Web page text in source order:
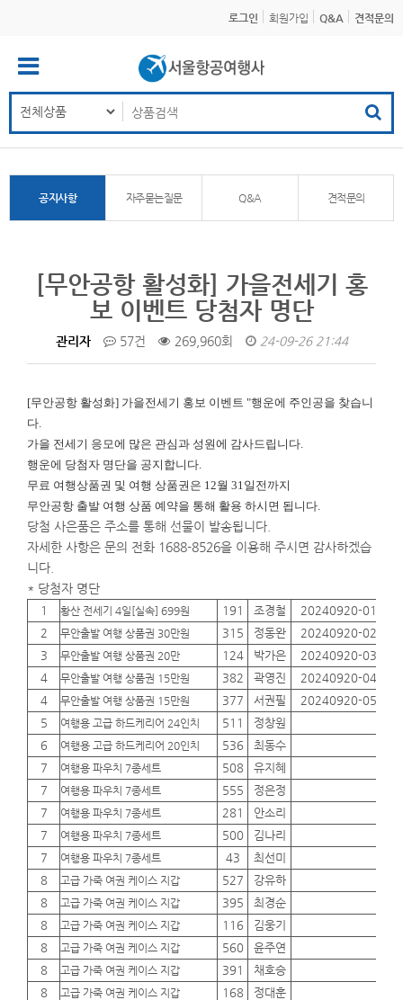
로그인 회원가입 Q&A 견적문의
공지사항 자주묻는질문 Q&A 견적문의
[무안공항 활성화] 가을전세기 홍
보 이벤트 당첨자 명단
관리자 57건 269,960회 24-09-26 21:44
[무안공항 활성화] 가을전세기 홍보 이벤트 "행운에 주인공을 찾습니
다.
가을 전세기 응모에 많은 관심과 성원에 감사드립니다.
행운에 당첨자 명단을 공지합니다.
무료 여행상품권 및 여행 상품권은 12월 31일전까지
무안공항 출발 여행 상품 예약을 통해 활용 하시면 됩니다.
당첨 사은품은 주소를 통해 선물이 발송됩니다.
자세한 사항은 문의 전화 1688-8526을 이용해 주시면 감사하겠습
니다.
* 당첨자 명단
1 황산 전세기 4일[실속] 699원 191 조경철 20240920-01
2
무안출발 여행 상품권 30만원 315 정동완 20240920-02
3
무안출발 여행 상품권 20만 124 박가은 20240920-03
4
무안출발 여행 상품권 15만원 382 곽영진 20240920-04
4
무안출발 여행 상품권 15만원 377 서권필 20240920-05
5
여행용 고급 하드케리어 24인치 511 정창원
6
여행용 고급 하드케리어 20인치 536 최동수
7
여행용 파우치 7종세트 508 유지혜
7
여행용 파우치 7종세트 555 정은정
7
여행용 파우치 7종세트 281 안소리
7
여행용 파우치 7종세트 500 김나리
7
여행용 파우치 7종세트 43 최선미
8
고급 가죽 여권 케이스 지갑 527 강유하
8
고급 가죽 여권 케이스 지갑 395 최경순
8
고급 가죽 여권 케이스 지갑 116 김웅기
8
고급 가죽 여권 케이스 지갑 560 윤주연
8
고급 가죽 여권 케이스 지갑 391 채호승
8
고급 가죽 여권 케이스 지갑 168 정대훈